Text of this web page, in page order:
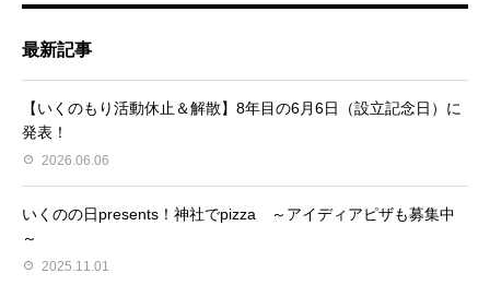
最新記事
【いくのもり活動休止＆解散】8年目の6月6日（設立記念日）に
発表！
2026.06.06
いくのの日presents！神社でpizza ～アイディアピザも募集中
～
2025.11.01